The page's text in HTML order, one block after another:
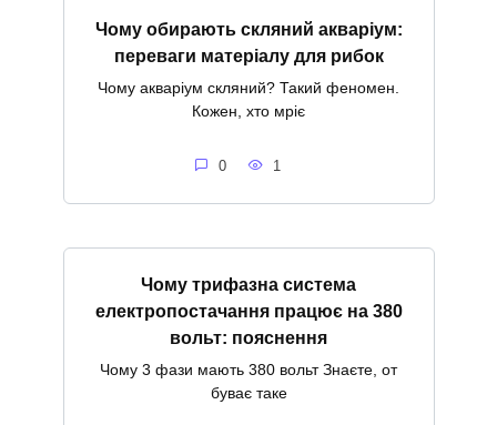
Чому обирають скляний акваріум:
переваги матеріалу для рибок
Чому акваріум скляний? Такий феномен.
Кожен, хто мріє
0 1
Чому трифазна система
електропостачання працює на 380
вольт: пояснення
Чому 3 фази мають 380 вольт Знаєте, от
буває таке